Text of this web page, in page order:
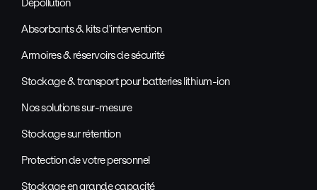
Dépollution
Absorbants & kits d'intervention
Armoires & réservoirs de sécurité
Stockage & transport pour batteries lithium-ion
Nos solutions sur-mesure
Stockage sur rétention
Protection de votre personnel
Stockage en grande capacité